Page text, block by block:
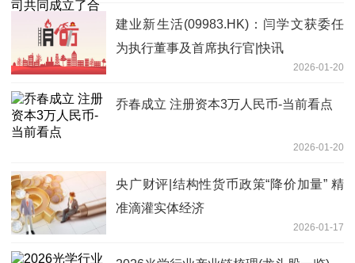
建业新生活(09983.HK)：闫学文获委任
为执行董事及首席执行官|快讯
2026-01-20
乔春成立 注册资本3万人民币-当前看点
2026-01-20
央广财评|结构性货币政策“降价加量” 精
准滴灌实体经济
2026-01-17